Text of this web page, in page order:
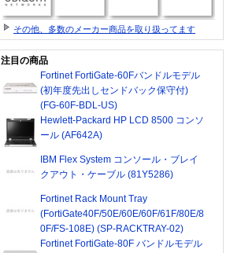
その他、多数のメーカー商品を取り扱ってます
注目の商品
Fortinet FortiGate-60Fバンドルモデル
(初年度先出しセンドバック保守付)
(FG-60F-BDL-US)
Hewlett-Packard HP LCD 8500 コンソ
ール (AF642A)
IBM Flex System コンソール・ブレイ
クアウト・ケーブル (81Y5286)
Fortinet Rack Mount Tray
(FortiGate40F/50E/60E/60F/61F/80E/8
0F/FS-108E) (SP-RACKTRAY-02)
Fortinet FortiGate-80F バンドルモデル